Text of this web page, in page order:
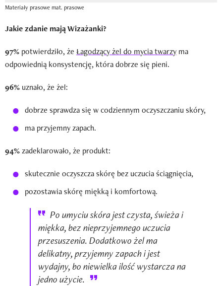
Materiały prasowemat. prasowe
Jakie zdanie mają Wizażanki?
97% potwierdziło, że Łagodzący żel do mycia twarzy ma
odpowiednią konsystencję, która dobrze się pieni.
96% uznało, że żel:
dobrze sprawdza się w codziennym oczyszczaniu skóry,
ma przyjemny zapach.
94%zadeklarowało, że produkt:
skutecznie oczyszcza skórę bez uczucia ściągnięcia,
pozostawia skórę miękką i komfortową.
Po umyciu skóra jest czysta, świeża i
miękka, bez nieprzyjemnego uczucia
przesuszenia. Dodatkowo żel ma
delikatny, przyjemny zapach i jest
wydajny, bo niewielka ilość wystarcza na
jedno użycie.